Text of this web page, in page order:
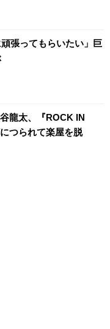
張ってもらいたい」巨
龍太、『ROCK IN
つられて楽屋を脱